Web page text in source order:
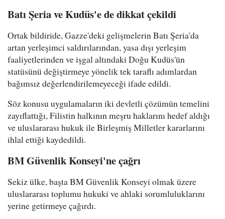
Batı Şeria ve Kudüs'e de dikkat çekildi
Ortak bildiride, Gazze'deki gelişmelerin Batı Şeria'da
artan yerleşimci saldırılarından, yasa dışı yerleşim
faaliyetlerinden ve işgal altındaki Doğu Kudüs'ün
statüsünü değiştirmeye yönelik tek taraflı adımlardan
bağımsız değerlendirilemeyeceği ifade edildi.
Söz konusu uygulamaların iki devletli çözümün temelini
zayıflattığı, Filistin halkının meşru haklarını hedef aldığı
ve uluslararası hukuk ile Birleşmiş Milletler kararlarını
ihlal ettiği kaydedildi.
BM Güvenlik Konseyi'ne çağrı
Sekiz ülke, başta BM Güvenlik Konseyi olmak üzere
uluslararası toplumu hukuki ve ahlaki sorumluluklarını
yerine getirmeye çağırdı.